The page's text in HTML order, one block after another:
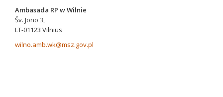
Ambasada RP w Wilnie
Šv. Jono 3,
LT-01123 Vilnius
wilno.amb.wk@msz.gov.pl